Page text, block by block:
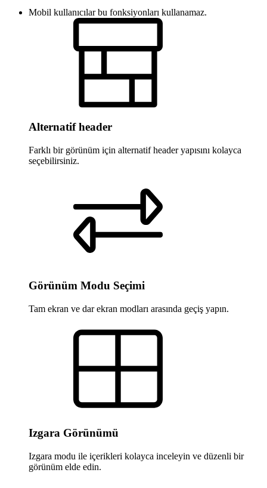
Mobil kullanıcılar bu fonksiyonları kullanamaz.
Alternatif header
Farklı bir görünüm için alternatif header yapısını kolayca
seçebilirsiniz.
Görünüm Modu Seçimi
Tam ekran ve dar ekran modları arasında geçiş yapın.
Izgara Görünümü
Izgara modu ile içerikleri kolayca inceleyin ve düzenli bir
görünüm elde edin.